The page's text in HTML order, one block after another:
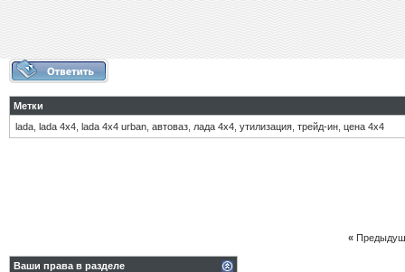
Метки
lada lada 4х4 lada 4х4 urban автоваз лада 4х4 утилизация трейд-ин цена 4х4
«
Ваши права в разделе